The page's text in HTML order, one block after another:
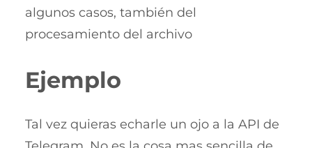
algunos casos, también del
procesamiento del archivo
Ejemplo
Tal vez quieras echarle un ojo a la API de